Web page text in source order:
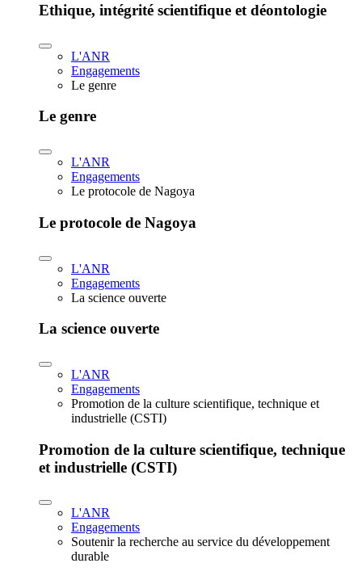
Ethique, intégrité scientifique et déontologie
L'ANR
Engagements
Le genre
Le genre
L'ANR
Engagements
Le protocole de Nagoya
Le protocole de Nagoya
L'ANR
Engagements
La science ouverte
La science ouverte
L'ANR
Engagements
Promotion de la culture scientifique, technique et
industrielle (CSTI)
Promotion de la culture scientifique, technique
et industrielle (CSTI)
L'ANR
Engagements
Soutenir la recherche au service du développement
durable